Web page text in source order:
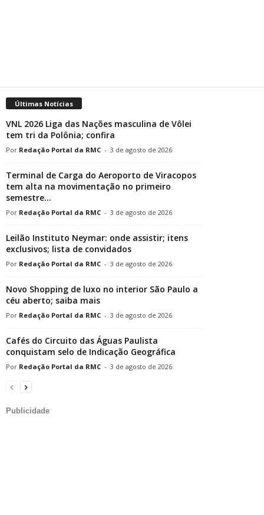
Últimas Notícias
VNL 2026 Liga das Nações masculina de Vôlei
tem tri da Polônia; confira
Redação Portal da RMC - 3 de agosto de 2026
Terminal de Carga do Aeroporto de Viracopos
tem alta na movimentação no primeiro
semestre...
Redação Portal da RMC - 3 de agosto de 2026
Leilão Instituto Neymar: onde assistir; itens
exclusivos; lista de convidados
Redação Portal da RMC - 3 de agosto de 2026
Novo Shopping de luxo no interior São Paulo a
céu aberto; saiba mais
Redação Portal da RMC - 3 de agosto de 2026
Cafés do Circuito das Águas Paulista
conquistam selo de Indicação Geográfica
Redação Portal da RMC - 3 de agosto de 2026
Publicidade